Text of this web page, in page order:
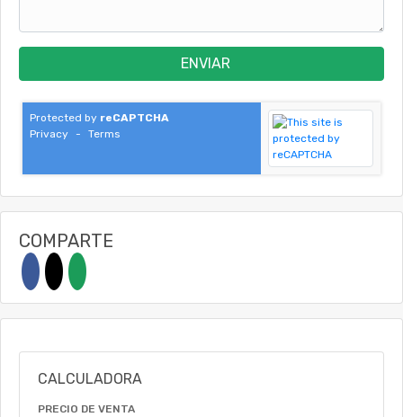
ENVIAR
Protected by reCAPTCHA
Privacy
- Terms
COMPARTE
CALCULADORA
PRECIO DE VENTA